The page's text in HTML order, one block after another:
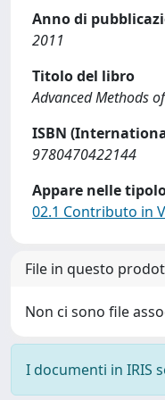
Anno di
2011
Titolo del libro
Advanced Methods
ISBN
9780470422144
Appare nelle
02.1 Contributo in
File in questo
Non ci sono file
I documenti in IRIS